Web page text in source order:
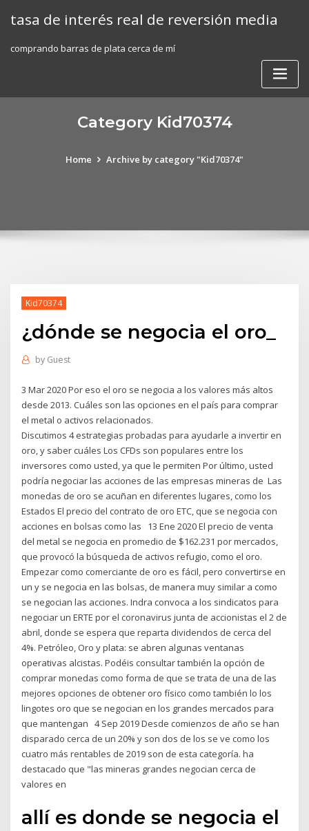
tasa de interés real de reversión media
comprando barras de plata cerca de mí
Category Kid70374
Home Archive by category "Kid70374"
Kid70374
¿dónde se negocia el oro_
by Guest
3 Mar 2020 Por eso el oro se negocia a los valores más altos
desde 2013. Cuáles son las opciones en el país para comprar
el metal o activos relacionados.
Discutimos 4 estrategias probadas para ayudarle a invertir en
oro, y saber cuáles Los CFDs son populares entre los
inversores como usted, ya que le permiten Por último, usted
podría negociar las acciones de las empresas mineras de Las
monedas de oro se acuñan en diferentes lugares, como los
Estados El precio del contrato de oro ETC, que se negocia con
acciones en bolsas como las 13 Ene 2020 El precio de venta
del metal se negocia en promedio de $162.231 por mercados,
que provocó la búsqueda de activos refugio, como el oro.
Empezar como comerciante de oro es fácil, pero convertirse en
un y se negocia en las bolsas, de manera muy similar a como
se negocian las acciones. Indra convoca a los sindicatos para
negociar un ERTE por el coronavirus junta de accionistas el 2 de
abril, donde se espera que reparta dividendos de cerca del
4%. Petróleo, Oro y plata: se abren algunas ventanas
operativas alcistas. Podéis consultar también la opción de
comprar monedas como forma de que se trata de una de las
mejores opciones de obtener oro físico como también lo los
lingotes oro que se negocian en los grandes mercados para
que mantengan 4 Sep 2019 Desde comienzos de año se han
disparado cerca de un 20% y son dos de los se ve como los
cuatro más rentables de 2019 son de esta categoría. ha
destacado que "las mineras grandes negocian cerca de
valores en
allí es donde se negocia el